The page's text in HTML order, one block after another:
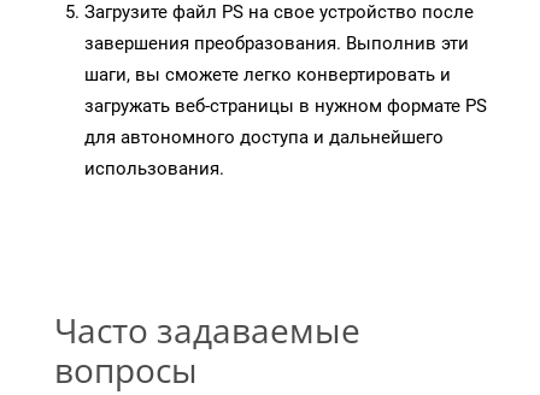
Загрузите файл PS на свое устройство после
завершения преобразования. Выполнив эти
шаги, вы сможете легко конвертировать и
загружать веб-страницы в нужном формате PS
для автономного доступа и дальнейшего
использования.
Часто задаваемые
вопросы